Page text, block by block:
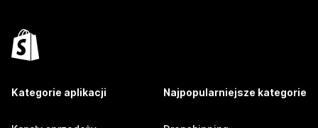
Kategorie aplikacji Najpopularniejsze kategorie